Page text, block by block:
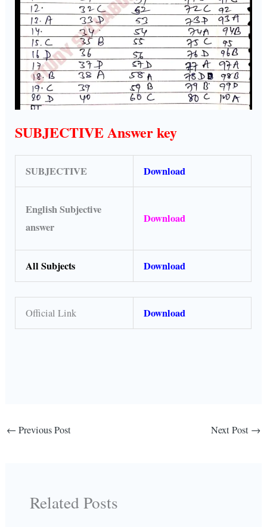
SUBJECTIVE Answer key
SUBJECTIVE Download
English Subjective
answer
Download
All Subjects Download
Official Link Download
← Previous Post Next Post →
Related Posts